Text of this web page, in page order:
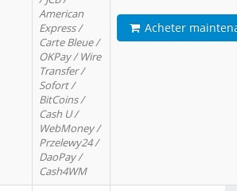
American
Express /
Carte Bleue /
OKPay / Wire
Transfer /
Sofort /
BitCoins /
Cash U /
WebMoney /
Przelewy24 /
DaoPay /
Cash4WM
Acheter